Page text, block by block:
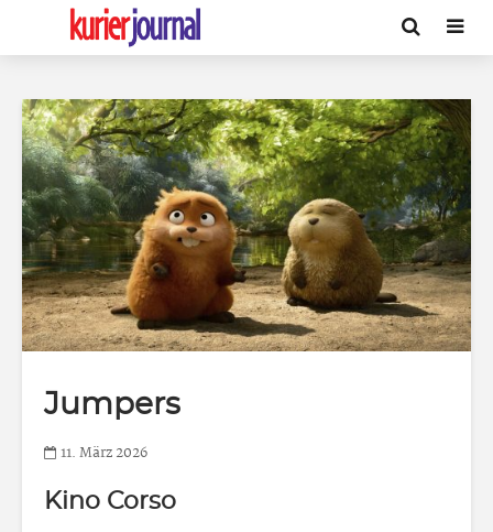
Jumpers
11. März 2026
Kino Corso